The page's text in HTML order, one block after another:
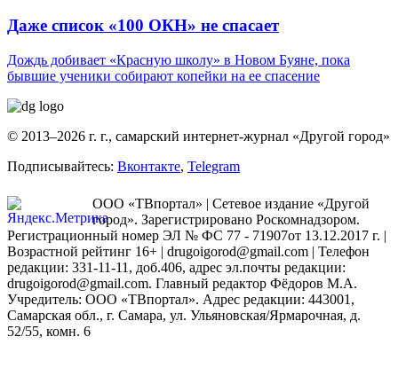
Даже список «100 ОКН» не спасает
Дождь добивает «Красную школу» в Новом Буяне, пока
бывшие ученики собирают копейки на ее спасение
© 2013–2026 г. г., самарский интернет-журнал «Другой город»
Подписывайтесь: Вконтакте, Telegram
ООО «ТВпортал» | Сетевое издание «Другой
город». Зарегистрировано Роскомнадзором.
Регистрационный номер ЭЛ № ФС 77 - 71907от 13.12.2017 г. |
Возрастной рейтинг 16+ | drugoigorod@gmail.com | Телефон
редакции: 331-11-11, доб.406, адрес эл.почты редакции:
drugoigorod@gmail.com. Главный редактор Фёдоров М.А.
Учредитель: ООО «ТВпортал». Адрес редакции: 443001,
Самарская обл., г. Самара, ул. Ульяновская/Ярмарочная, д.
52/55, комн. 6